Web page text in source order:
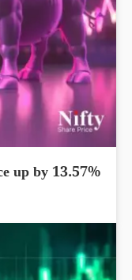
up by 13.57%